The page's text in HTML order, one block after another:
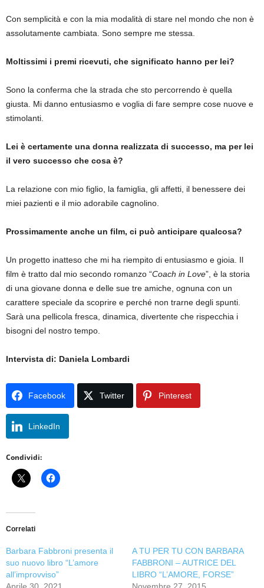
Con semplicità e con la mia modalità di stare nel mondo che non è
assolutamente cambiata. Sono sempre me stessa.
Moltissimi i premi ricevuti, che significato hanno per lei?
Sono la conferma che la strada che sto percorrendo è quella
giusta. Mi danno entusiasmo e voglia di fare sempre cose nuove e
stimolanti.
Lei è certamente una donna realizzata di successo, ma per lei
il vero successo che cosa è?
La relazione con mio figlio, la famiglia, gli affetti, il benessere dei
miei pazienti e il mio adorabile cagnolino.
Prossimamente anche un film, ci può anticipare qualcosa?
Un progetto inatteso che mi ha riempito di entusiasmo e gioia. Il
film è tratto dal mio secondo romanzo “Coach in Love”, è la storia
di una giovane donna e delle sue tre amiche, ognuna con un
carattere speciale da scoprire e perché non trarne degli spunti.
Sarà una pellicola fresca, dinamica, divertente che rispecchia i
bisogni del nostro tempo.
Intervista di: Daniela Lombardi
Facebook Twitter Pinterest
LinkedIn
Condividi:
Correlati
Barbara Fabbroni presenta il
suo nuovo libro “L’amore
all’improvviso”
Aprile 30, 2021
A TU PER TU CON BARBARA
FABBRONI – AUTRICE DEL
LIBRO “L’AMORE, FORSE”
Novembre 27, 2015